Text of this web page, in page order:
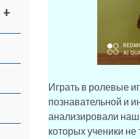
+
Играть в ролевые
познавательной и
анализировали
которых ученики